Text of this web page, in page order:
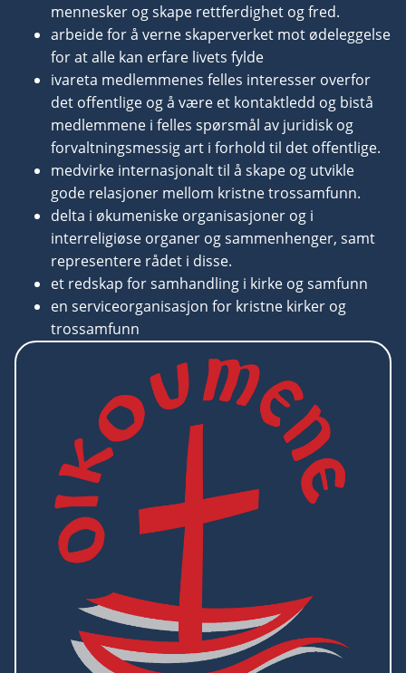
mennesker og skape rettferdighet og fred.
arbeide for å verne skaperverket mot ødeleggelse
for at alle kan erfare livets fylde
ivareta medlemmenes felles interesser overfor
det offentlige og å være et kontaktledd og bistå
medlemmene i felles spørsmål av juridisk og
forvaltningsmessig art i forhold til det offentlige.
medvirke internasjonalt til å skape og utvikle
gode relasjoner mellom kristne trossamfunn.
delta i økumeniske organisasjoner og i
interreligiøse organer og sammenhenger, samt
representere rådet i disse.
et redskap for samhandling i kirke og samfunn
en serviceorganisasjon for kristne kirker og
trossamfunn